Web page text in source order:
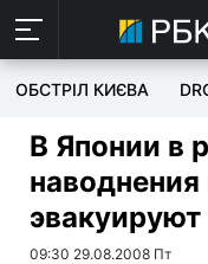
ОБСТРІЛ КИЄВА
В Японии в
наводнения
09:30 29.08.2008 Пт